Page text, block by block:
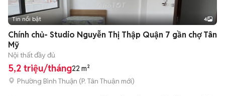
Tin nổi bật 4
Chính chủ- Studio Nguyễn Thị Thập Quận 7 gần chợ Tân
Mỹ
Nội thất đầy đủ
5,2 triệu/tháng22 m²
Phường Bình Thuận (P. Tân Thuận mới)